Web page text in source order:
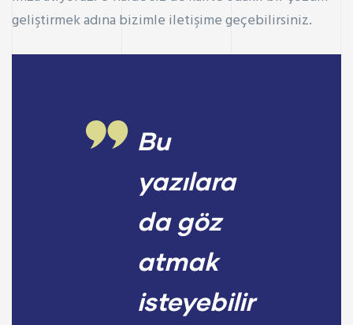
geliştirmek adına bizimle iletişime geçebilirsiniz.
Bu
yazılara
da göz
atmak
isteyebilir